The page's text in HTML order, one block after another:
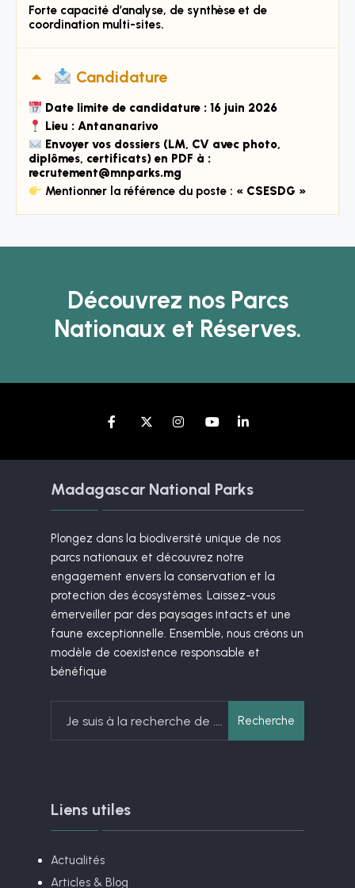
Forte capacité d’analyse, de synthèse et de
coordination multi-sites.
Candidature
Date limite de candidature : 16 juin 2026
Lieu : Antananarivo
Envoyer vos dossiers (LM, CV avec photo,
diplômes, certificats) en PDF à :
recrutement@mnparks.mg
Mentionner la référence du poste : « CSESDG »
Découvrez nos Parcs
Nationaux et Réserves.
Madagascar National Parks
Plongez dans la biodiversité unique de nos
parcs nationaux et découvrez notre
engagement envers la conservation et la
protection des écosystèmes. Laissez-vous
émerveiller par des paysages intacts et une
faune exceptionnelle. Ensemble, nous créons un
modèle de coexistence responsable et
bénéfique
for:
Recherche
Liens utiles
Actualités
Articles & Blog